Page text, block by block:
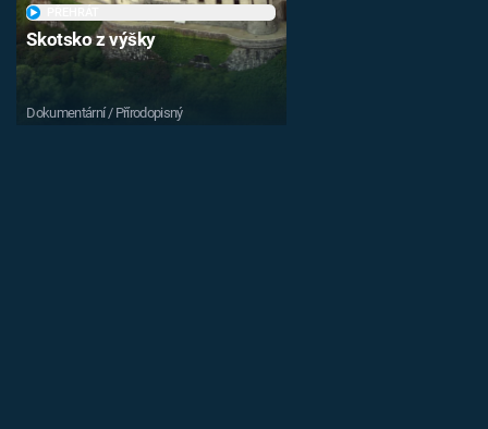
Skotsko z výšky
Dokumentární / Přírodopisný